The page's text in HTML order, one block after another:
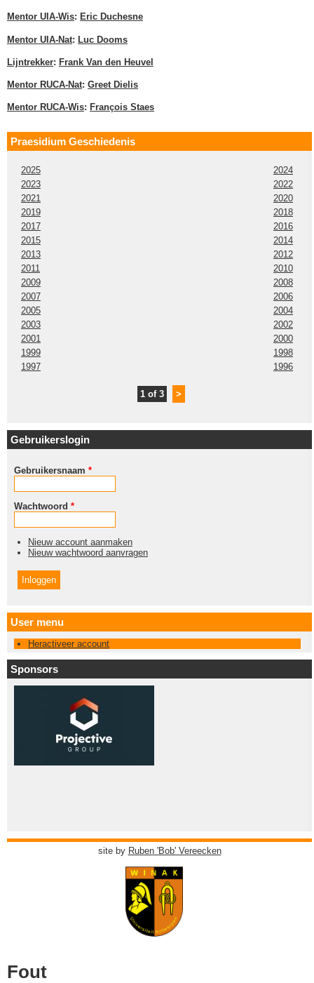
Mentor UIA-Wis: Eric Duchesne
Mentor UIA-Nat: Luc Dooms
Lijntrekker: Frank Van den Heuvel
Mentor RUCA-Nat: Greet Dielis
Mentor RUCA-Wis: François Staes
Praesidium Geschiedenis
2025
2024
2023
2022
2021
2020
2019
2018
2017
2016
2015
2014
2013
2012
2011
2010
2009
2008
2007
2006
2005
2004
2003
2002
2001
2000
1999
1998
1997
1996
1 of 3 >
Gebruikerslogin
Gebruikersnaam *
Wachtwoord *
Nieuw account aanmaken
Nieuw wachtwoord aanvragen
User menu
Heractiveer account
Sponsors
site by Ruben 'Bob' Vereecken
Fout